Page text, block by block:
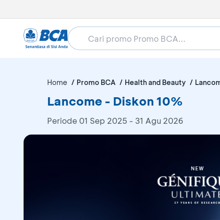
Home Promo BCA Health and Beauty
Lancome - Diskon 10%
Periode 01 Sep 2025 - 31 Agu 2026